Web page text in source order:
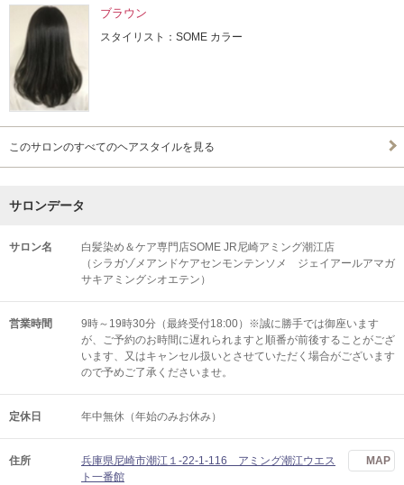
ブラウン
スタイリスト：SOME カラー
このサロンのすべてのヘアスタイルを見る
サロンデータ
サロン名
白髪染め＆ケア専門店SOME JR尼崎アミング潮江店
（シラガゾメアンドケアセンモンテンソメ ジェイアールアマガ
サキアミングシオエテン）
営業時間
9時～19時30分（最終受付18:00）※誠に勝手では御座います
が、ご予約のお時間に遅れられますと順番が前後することがござ
います、又はキャンセル扱いとさせていただく場合がございます
ので予めご了承くださいませ。
定休日 年中無休（年始のみお休み）
住所
兵庫県尼崎市潮江１-22-1-116 アミング潮江ウエス
ト一番館
MAP